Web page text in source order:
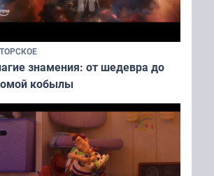
знамения: от шедевра до
кобылы